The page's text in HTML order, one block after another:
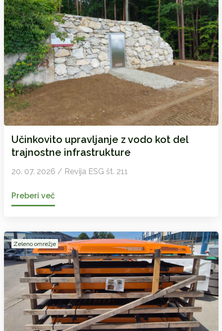
Učinkovito upravljanje z vodo kot del
trajnostne infrastrukture
20. 07. 2026 / Revija ESG št. 211
Preberi več
Zeleno omrežje